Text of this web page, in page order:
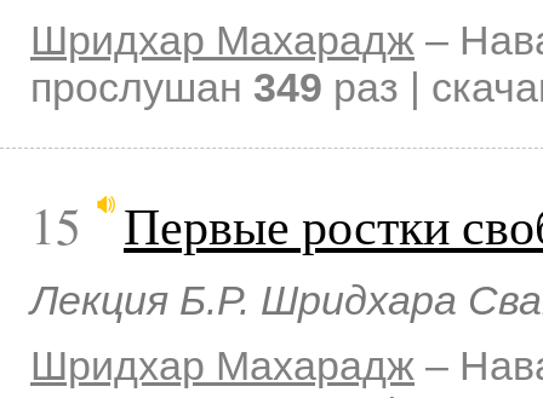
Шридхар Махарадж –
прослушан 349 раз |
15 Первые ростки
Лекция Б.Р. Шридхара
Шридхар Махарадж –